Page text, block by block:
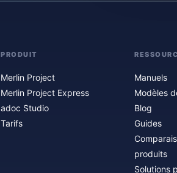
PRODUIT
Merlin Project
Merlin Project Express
adoc Studio
Tarifs
Manuels
Modèles
Blog
Guides
produits
Solutions